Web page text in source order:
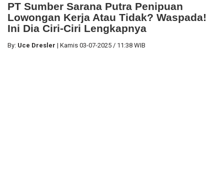
PT Sumber Sarana Putra Penipuan
Lowongan Kerja Atau Tidak? Waspada!
Ini Dia Ciri-Ciri Lengkapnya
By: Uce Dresler | Kamis 03-07-2025 / 11:38 WIB